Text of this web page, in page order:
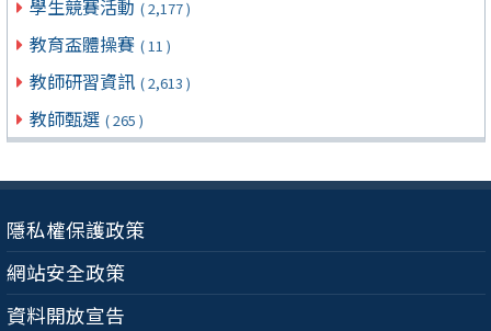
學生競賽活動 ( 2,177 )
教育盃體操賽 ( 11 )
教師研習資訊 ( 2,613 )
教師甄選 ( 265 )
隱私權保護政策
網站安全政策
資料開放宣告